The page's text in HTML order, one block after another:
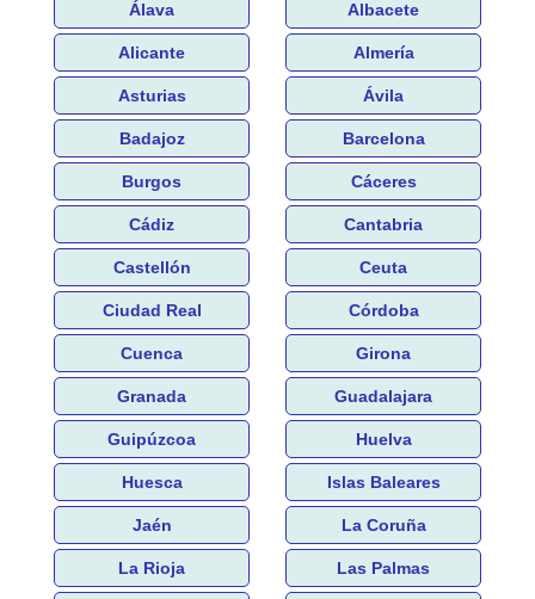
Álava Albacete
Alicante Almería
Asturias Ávila
Badajoz Barcelona
Burgos Cáceres
Cádiz Cantabria
Castellón Ceuta
Ciudad Real Córdoba
Cuenca Girona
Granada Guadalajara
Guipúzcoa Huelva
Huesca Islas Baleares
Jaén La Coruña
La Rioja Las Palmas